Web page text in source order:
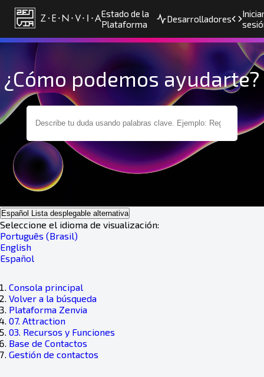
Estado de la
Plataforma
Desarrolladores
¿Cómo podemos ayudarte?
Español Lista desplegable alternativa
Seleccione el idioma de visualización:
Português (Brasil)
English
Español
Consola principal
Volver a la búsqueda
Plataforma Zenvia
07. Attraction
03. Recursos y Funciones
Base de Contactos
Gestión de contactos